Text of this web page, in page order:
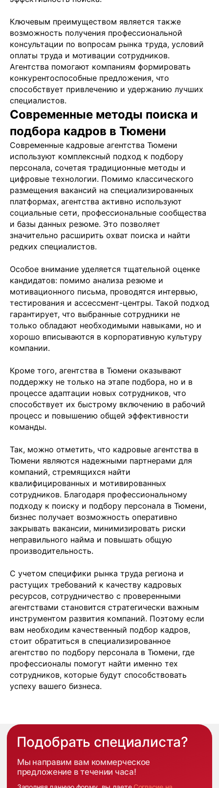
Ключевым преимуществом является также
возможность получения профессиональной
консультации по вопросам рынка труда, условий
оплаты труда и мотивации сотрудников.
Агентства помогают компаниям формировать
конкурентоспособные предложения, что
способствует привлечению и удержанию лучших
специалистов.
Современные методы поиска и
подбора кадров в Тюмени
Современные кадровые агентства Тюмени
используют комплексный подход к подбору
персонала, сочетая традиционные методы и
цифровые технологии. Помимо классического
размещения вакансий на специализированных
платформах, агентства активно используют
социальные сети, профессиональные сообщества
и базы данных резюме. Это позволяет
значительно расширить охват поиска и найти
редких специалистов.
Особое внимание уделяется тщательной оценке
кандидатов: помимо анализа резюме и
мотивационного письма, проводятся интервью,
тестирования и ассессмент-центры. Такой подход
гарантирует, что выбранные сотрудники не
только обладают необходимыми навыками, но и
хорошо вписываются в корпоративную культуру
компании.
Кроме того, агентства в Тюмени оказывают
поддержку не только на этапе подбора, но и в
процессе адаптации новых сотрудников, что
способствует их быстрому включению в рабочий
процесс и повышению общей эффективности
команды.
Так, можно отметить, что кадровые агентства в
Тюмени являются надежными партнерами для
компаний, стремящихся найти
квалифицированных и мотивированных
сотрудников. Благодаря профессиональному
подходу к поиску и подбору персонала в Тюмени,
бизнес получает возможность оперативно
закрывать вакансии, минимизировать риски
неправильного найма и повышать общую
производительность.
С учетом специфики рынка труда региона и
растущих требований к качеству кадровых
ресурсов, сотрудничество с проверенными
агентствами становится стратегически важным
инструментом развития компаний. Поэтому если
вам необходим качественный подбор кадров,
стоит обратиться в специализированное
агентство по подбору персонала в Тюмени, где
профессионалы помогут найти именно тех
сотрудников, которые будут способствовать
успеху вашего бизнеса.
Подобрать специалиста?
+7
Отправить заявку
Мы направим вам коммерческое
предложение в течении часа!
Заполняя данную форму, вы даетеСогласие на
данных
Москва
О нас
Экспертиза
Цены
Кейсы
Клиенты
Имплант
Блог
Политика конфиденциальности
м. Новые Черемушки, Бизнес центр
Кипр
Agios Georgios
Chavouzas, office 1-2
Limassol, Cyprus
+7 499 380 89 20
info@it-atlas.ru